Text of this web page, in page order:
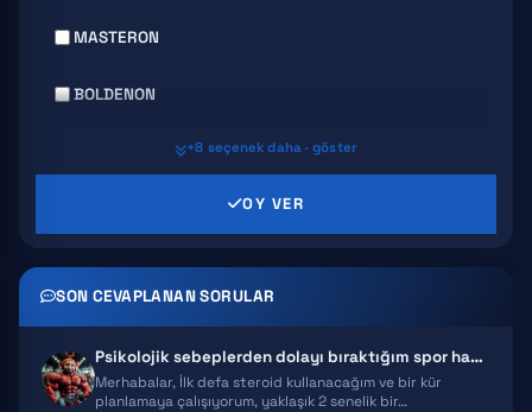
MASTERON
BOLDENON
DECA DURABOLIN
TRENBOLONE
CLENBUTEROL
YOHIMBINE
+8 seçenek daha · göster
OY VER
SON CEVAPLANAN SORULAR
Psikolojik sebeplerden dolayı bıraktığım spor hayatıma kür ile başlama…
Merhabalar, İlk defa steroid kullanacağım ve bir kür
planlamaya çalışıyorum, yaklaşık 2 senelik bir…